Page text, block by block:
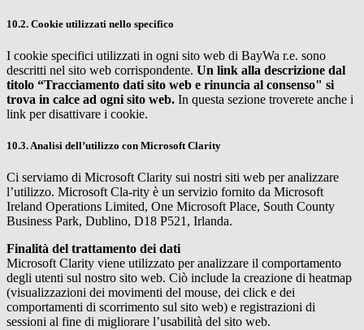
10.2. Cookie utilizzati nello specifico
I cookie specifici utilizzati in ogni sito web di BayWa r.e. sono
descritti nel sito web corrispondente. Un link alla descrizione dal
titolo “Tracciamento dati sito web e rinuncia al consenso" si
trova in calce ad ogni sito web. In questa sezione troverete anche i
link per disattivare i cookie.
10.3. Analisi dell’utilizzo con Microsoft Clarity
Ci serviamo di Microsoft Clarity sui nostri siti web per analizzare
l’utilizzo. Microsoft Cla-rity è un servizio fornito da Microsoft
Ireland Operations Limited, One Microsoft Place, South County
Business Park, Dublino, D18 P521, Irlanda.
Finalità del trattamento dei dati
Microsoft Clarity viene utilizzato per analizzare il comportamento
degli utenti sul nostro sito web. Ciò include la creazione di heatmap
(visualizzazioni dei movimenti del mouse, dei click e dei
comportamenti di scorrimento sul sito web) e registrazioni di
sessioni al fine di migliorare l’usabilità del sito web.